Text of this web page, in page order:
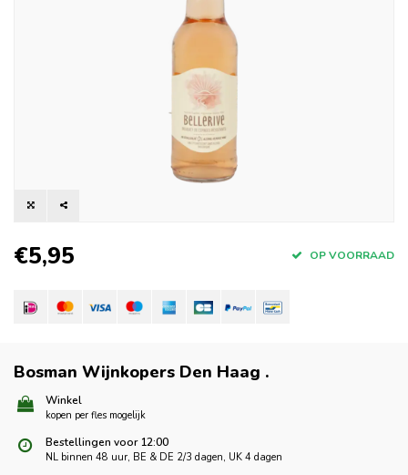
€5,95 OP VOORRAAD
Bosman Wijnkopers Den Haag .
Winkel
kopen per fles mogelijk
Bestellingen voor 12:00
NL binnen 48 uur, BE & DE 2/3 dagen, UK 4 dagen